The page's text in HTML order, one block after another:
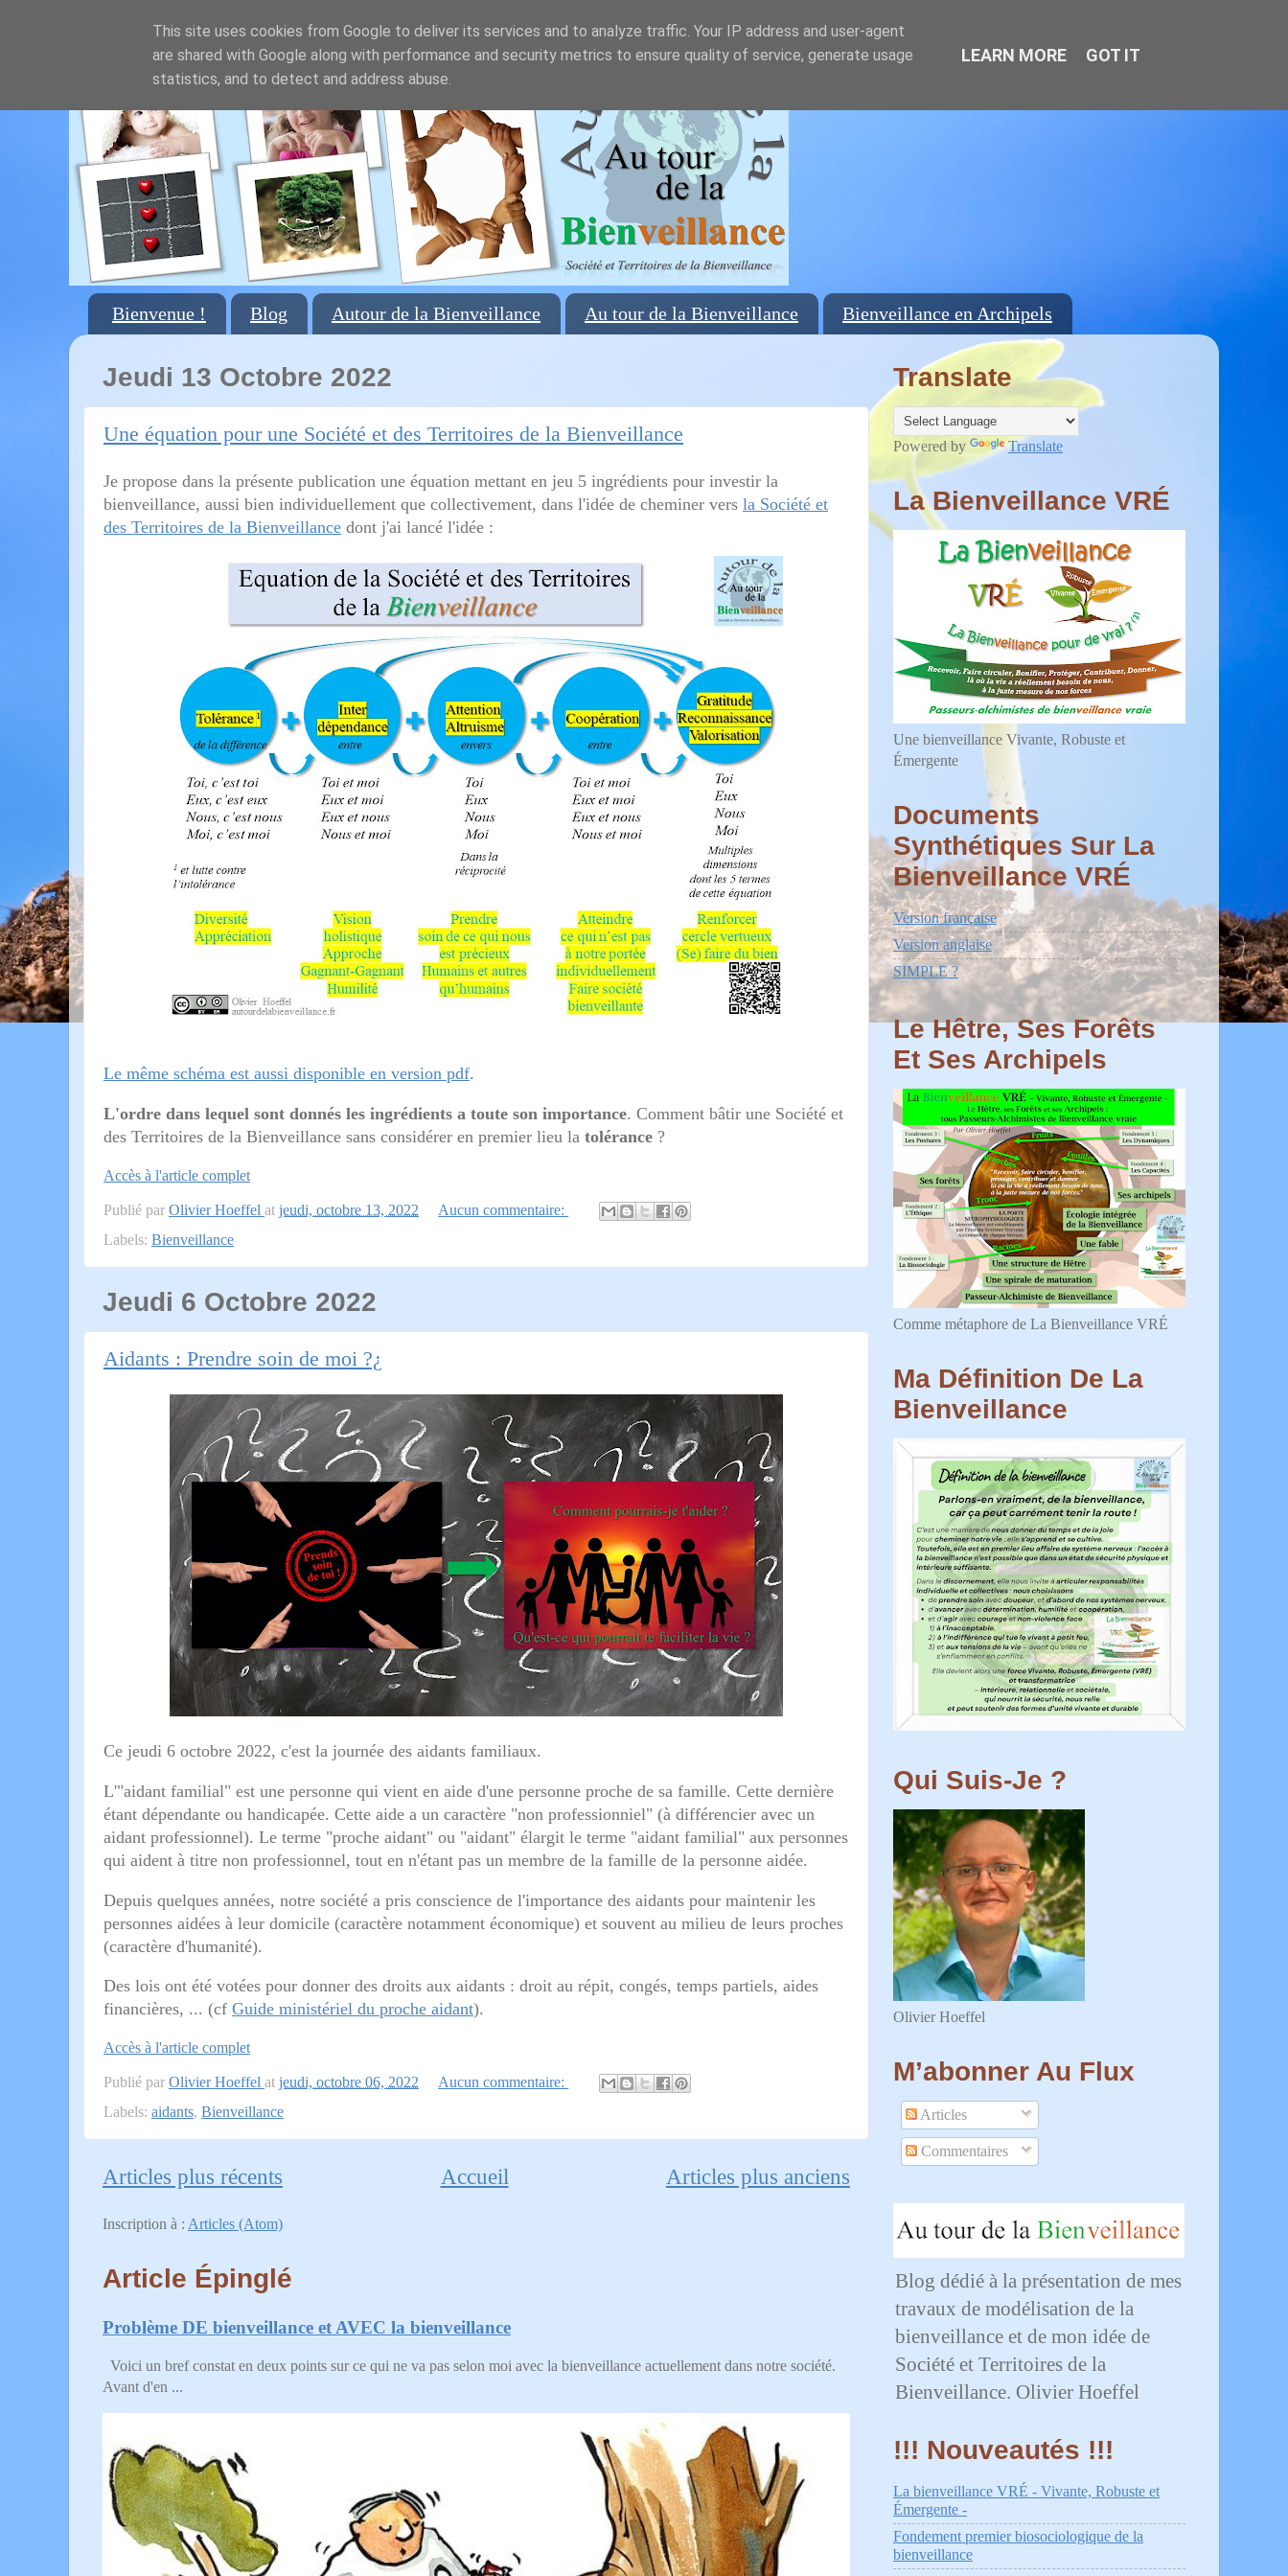
Bienvenue ! Blog Autour de la Bienveillance Au tour de la Bienveillance Bienveillance en Archipels
Jeudi 13 Octobre 2022
Une équation pour une Société et des Territoires de la Bienveillance
Je propose dans la présente publication une équation mettant en jeu 5 ingrédients pour investir la
bienveillance, aussi bien individuellement que collectivement, dans l'idée de cheminer vers la Société et
des Territoires de la Bienveillance dont j'ai lancé l'idée :
Le même schéma est aussi disponible en version pdf.
L'ordre dans lequel sont donnés les ingrédients a toute son importance. Comment bâtir une Société et
des Territoires de la Bienveillance sans considérer en premier lieu la tolérance ?
Accès à l'article complet
Publié par Olivier Hoeffel at jeudi, octobre 13, 2022
Aucun commentaire:
Labels: Bienveillance
Jeudi 6 Octobre 2022
Aidants : Prendre soin de moi ?¿
Ce jeudi 6 octobre 2022, c'est la journée des aidants familiaux.
L'"aidant familial" est une personne qui vient en aide d'une personne proche de sa famille. Cette dernière
étant dépendante ou handicapée. Cette aide a un caractère "non professionniel" (à différencier avec un
aidant professionnel). Le terme "proche aidant" ou "aidant" élargit le terme "aidant familial" aux personnes
qui aident à titre non professionnel, tout en n'étant pas un membre de la famille de la personne aidée.
Depuis quelques années, notre société a pris conscience de l'importance des aidants pour maintenir les
personnes aidées à leur domicile (caractère notamment économique) et souvent au milieu de leurs proches
(caractère d'humanité).
Des lois ont été votées pour donner des droits aux aidants : droit au répit, congés, temps partiels, aides
financières, ... (cf Guide ministériel du proche aidant).
Accès à l'article complet
Publié par Olivier Hoeffel at jeudi, octobre 06, 2022
Aucun commentaire:
Labels: aidants, Bienveillance
Articles plus récents Articles plus anciens
Accueil
Inscription à : Articles (Atom)
Article Épinglé
Problème DE bienveillance et AVEC la bienveillance
Voici un bref constat en deux points sur ce qui ne va pas selon moi avec la bienveillance actuellement dans notre société.
Avant d'en ...
Translate
Powered by Translate
La Bienveillance VRÉ
Une bienveillance Vivante, Robuste et
Émergente
Documents
Synthétiques Sur La
Bienveillance VRÉ
Version française
Version anglaise
SIMPLE ?
Le Hêtre, Ses Forêts
Et Ses Archipels
Comme métaphore de La Bienveillance VRÉ
Ma Définition De La
Bienveillance
Qui Suis-Je ?
Olivier Hoeffel
M’abonner Au Flux
Articles
Commentaires
Blog dédié à la présentation de mes
travaux de modélisation de la
bienveillance et de mon idée de
Société et Territoires de la
Bienveillance. Olivier Hoeffel
!!! Nouveautés !!!
La bienveillance VRÉ - Vivante, Robuste et
Émergente -
Fondement premier biosociologique de la
bienveillance
This site uses cookies from Google to deliver its services and to analyze traffic. Your IP address and user-agent
are shared with Google along with performance and security metrics to ensure quality of service, generate usage
statistics, and to detect and address abuse.
LEARN MORE GOT IT